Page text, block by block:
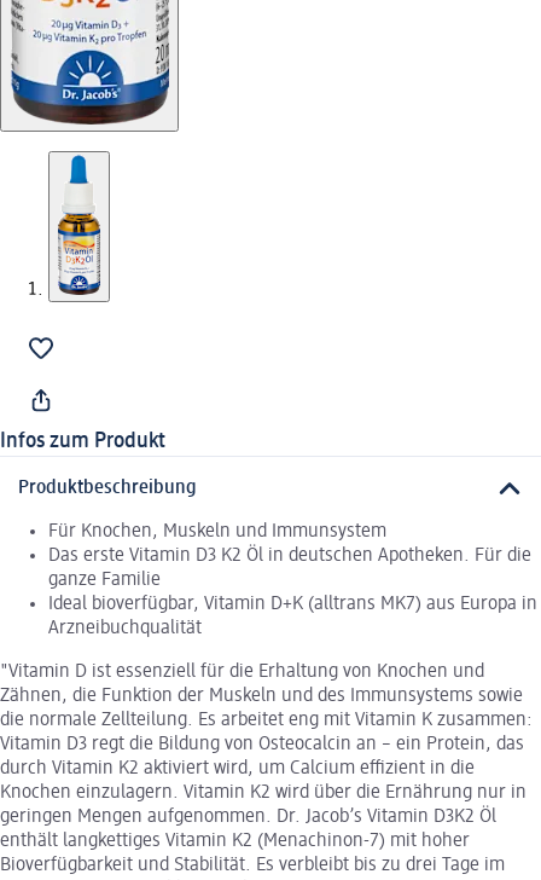
Infos zum Produkt
Produktbeschreibung
Für Knochen, Muskeln und Immunsystem
Das erste Vitamin D3 K2 Öl in deutschen Apotheken. Für die
ganze Familie
Ideal bioverfügbar, Vitamin D+K (alltrans MK7) aus Europa in
Arzneibuchqualität
"Vitamin D ist essenziell für die Erhaltung von Knochen und
Zähnen, die Funktion der Muskeln und des Immunsystems sowie
die normale Zellteilung. Es arbeitet eng mit Vitamin K zusammen:
Vitamin D3 regt die Bildung von Osteocalcin an – ein Protein, das
durch Vitamin K2 aktiviert wird, um Calcium effizient in die
Knochen einzulagern. Vitamin K2 wird über die Ernährung nur in
geringen Mengen aufgenommen. Dr. Jacob’s Vitamin D3K2 Öl
enthält langkettiges Vitamin K2 (Menachinon-7) mit hoher
Bioverfügbarkeit und Stabilität. Es verbleibt bis zu drei Tage im